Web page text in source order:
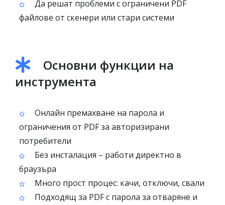
Да решат проблеми с ограничени PDF
файлове от скенери или стари системи
Основни функции на
инструмента
Онлайн премахване на парола и
ограничения от PDF за авторизирани
потребители
Без инсталация – работи директно в
браузъра
Много прост процес: качи, отключи, свали
Подходящ за PDF с парола за отваряне и